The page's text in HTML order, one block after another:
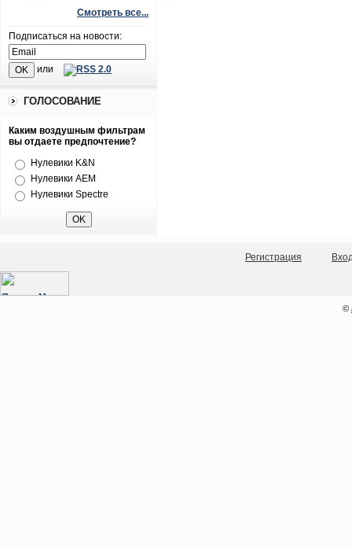
Смотреть все...
Подписаться на новости:
или
ГОЛОСОВАНИЕ
Каким воздушным фильтрам
вы отдаете предпочтение?
Нулевики K&N
Нулевики AEM
Нулевики Spectre
Регистрация
©